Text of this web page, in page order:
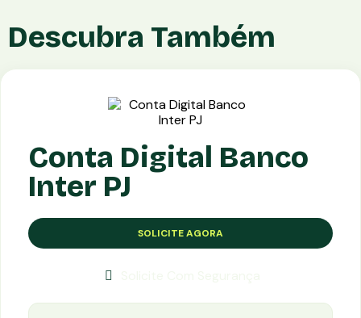
Descubra Também
Conta Digital Banco
Inter PJ
SOLICITE AGORA